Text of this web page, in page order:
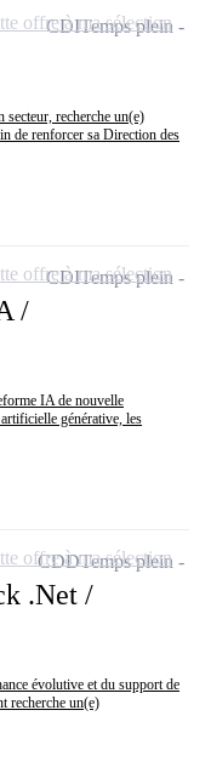
recherche un(e)
de renforcer sa Direction des
CDITemps plein
offre à ma sélection
/
IA de nouvelle
générative, les
CDITemps plein
offre à ma sélection
.Net /
évolutive et du support de
recherche un(e)
CDDTemps plein
offre à ma sélection